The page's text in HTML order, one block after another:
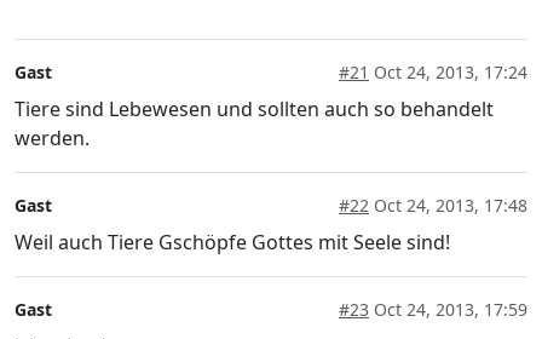
Gast #21 Oct 24, 2013, 17:24
Tiere sind Lebewesen und sollten auch so behandelt
werden.
Gast #22 Oct 24, 2013, 17:48
Weil auch Tiere Gschöpfe Gottes mit Seele sind!
Gast #23 Oct 24, 2013, 17:59